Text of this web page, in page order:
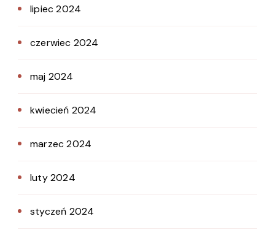
lipiec 2024
czerwiec 2024
maj 2024
kwiecień 2024
marzec 2024
luty 2024
styczeń 2024